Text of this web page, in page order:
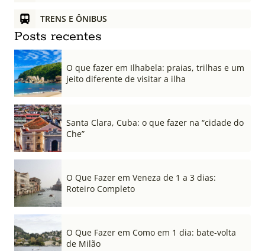
TRENS E ÔNIBUS
Posts recentes
O que fazer em Ilhabela: praias, trilhas e um
jeito diferente de visitar a ilha
Santa Clara, Cuba: o que fazer na “cidade do
Che”
O Que Fazer em Veneza de 1 a 3 dias:
Roteiro Completo
O Que Fazer em Como em 1 dia: bate-volta
de Milão